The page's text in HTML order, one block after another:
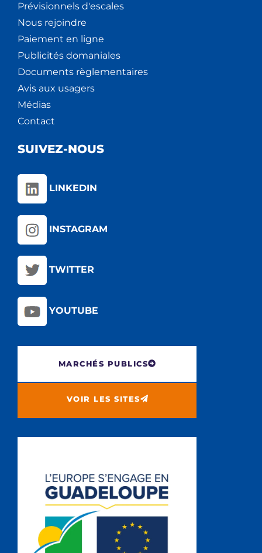
Prévisionnels d'escales
Nous rejoindre
Paiement en ligne
Publicités domaniales
Documents règlementaires
Avis aux usagers
Médias
Contact
SUIVEZ-NOUS
LINKEDIN
INSTAGRAM
TWITTER
YOUTUBE
MARCHÉS PUBLICS
VOIR LES SITES